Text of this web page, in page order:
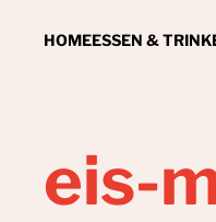
HOMEESSEN &
eis-